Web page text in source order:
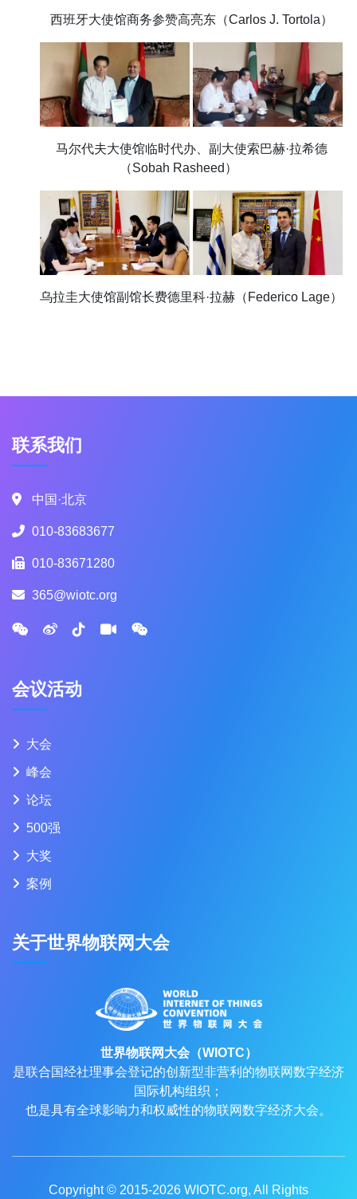
西班牙大使馆商务参赞高亮东（Carlos J. Tortola）
马尔代夫大使馆临时代办、副大使索巴赫·拉希德
（Sobah Rasheed）
乌拉圭大使馆副馆长费德里科·拉赫（Federico Lage）
联系我们
中国·北京
010-83683677
010-83671280
365@wiotc.org
会议活动
大会
峰会
论坛
500强
大奖
案例
关于世界物联网大会
世界物联网大会（WIOTC）
是联合国经社理事会登记的创新型非营利的物联网数字经济
国际机构组织；
也是具有全球影响力和权威性的物联网数字经济大会。
Copyright © 2015-2026 WIOTC.org, All Rights